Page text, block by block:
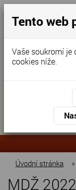
prohlídka
Úvodní stránka »
MDŽ 2022
Tento web
Vaše soukromí je
cookies níže.